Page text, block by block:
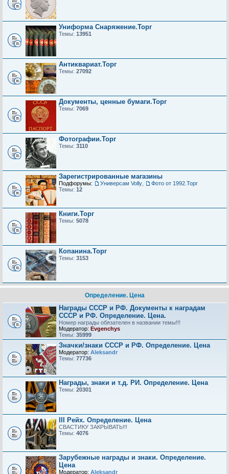
Униформа Снаряжение.Торг
Темы: 13951
Антиквариат.Торг
Темы: 27092
Документы, ценные бумаги.Торг
Темы: 7069
Фотографии.Торг
Темы: 3110
Зарегистрированные магазины
Подфорумы: Универсам Volly
Фото от 1992.Торг
Темы: 12
Книги.Торг
Темы: 5078
Копанина.Торг
Темы: 3153
Определение. Цена
Награды СССР и РФ. Документы к наградам
СССР и РФ. Определение. Цена.
Номер награды обязателен в названии темы!!!
Модератор: Evgenchys
Темы: 35999
Значки/знаки СССР и РФ. Определение. Цена
Модератор: Aleksandr
Темы: 77736
Награды, знаки и т.д. РИ. Определение. Цена
Темы: 20301
III Рейх. Определение. Цена
СВАСТИКУ ЗАКРЫВАТЬ!!!
Темы: 4076
Зарубежные награды и знаки. Определение.
Цена
Модератор: Aleksandr